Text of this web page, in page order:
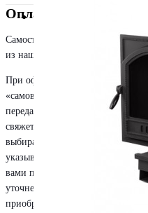
Оплата и доставка
Самостоятельно забрать товар
из наших магазинов. Адреса
При оформлении заказа
«самовывоз», далее указывайте
передан в указанный вами
свяжется с вами для уточнения
выбирайте способ приобретения
указывайте удобный вам
вами пункт, и в короткое время
уточнения деталей. При
приобретения товара